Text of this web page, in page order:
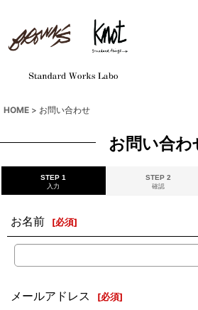
HOME > お問い合わせ
お問い合わ
STEP 1
入力
STEP 2
確認
お名前 [必須]
メールアドレス [必須]